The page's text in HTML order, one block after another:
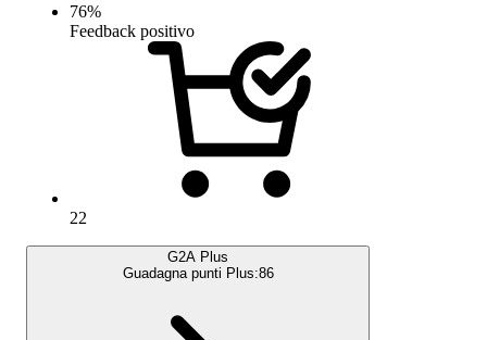
76%
Feedback positivo
22
G2A Plus
Guadagna punti Plus:86